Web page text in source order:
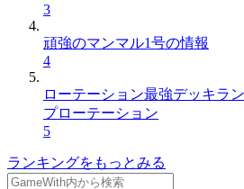
3
頑強のマンマル1号の情報
4
ローテーション最強デッキラ
プローテーション
5
ランキングをもっとみる